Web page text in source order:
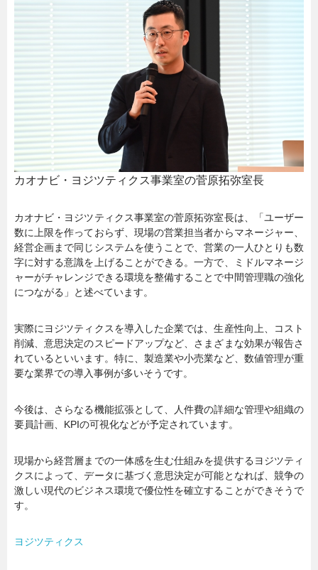
カオナビ・ヨジツティクス事業室の菅原拓弥室長
カオナビ・ヨジツティクス事業室の菅原拓弥室長は、「ユーザー
数に上限を作っておらず、現場の営業担当者からマネージャー、
経営企画まで同じシステムを使うことで、営業の一人ひとりも数
字に対する意識を上げることができる。一方で、ミドルマネージ
ャーがチャレンジできる環境を整備することで中間管理職の強化
につながる」と述べています。
実際にヨジツティクスを導入した企業では、生産性向上、コスト
削減、意思決定のスピードアップなど、さまざまな効果が報告さ
れているといいます。特に、製造業や小売業など、数値管理が重
要な業界での導入事例が多いそうです。
今後は、さらなる機能拡張として、人件費の詳細な管理や組織の
要員計画、KPIの可視化などが予定されています。
現場から経営層までの一体感を生む仕組みを提供するヨジツティ
クスによって、データに基づく意思決定が可能となれば、競争の
激しい現代のビジネス環境で優位性を確立することができそうで
す。
ヨジツティクス